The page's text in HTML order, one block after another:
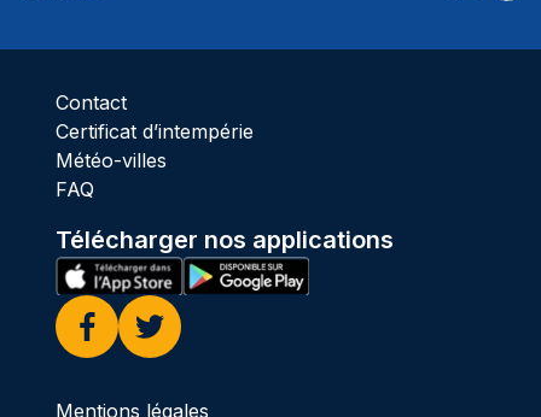
Contact
Certificat d’intempérie
Météo-villes
FAQ
Télécharger nos applications
Facebook
Twitter
Mentions légales